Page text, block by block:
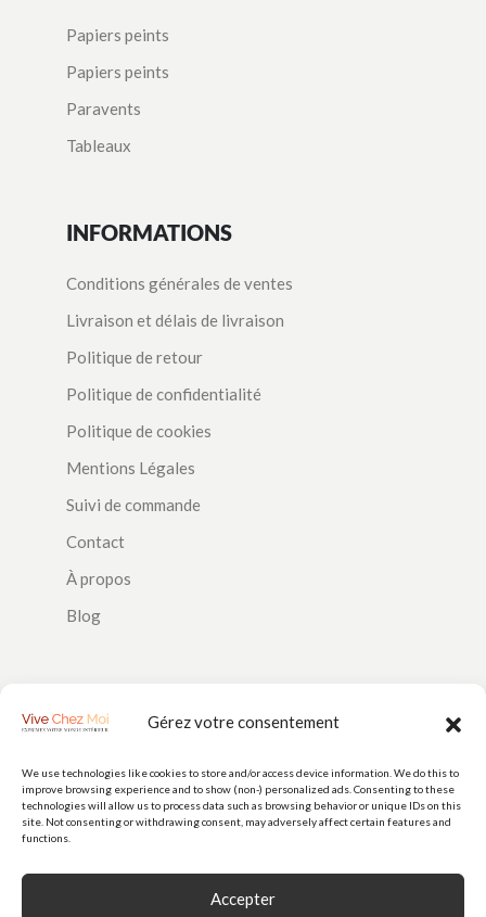
Gérez votre consentement
We use technologies like cookies to store and/or access device information. We do this to
improve browsing experience and to show (non-) personalized ads. Consenting to these
technologies will allow us to process data such as browsing behavior or unique IDs on this
site. Not consenting or withdrawing consent, may adversely affect certain features and
functions.
Accepter
Papiers peints
Papiers peints
Paravents
Tableaux
INFORMATIONS
Conditions générales de ventes
Livraison et délais de livraison
Politique de retour
Politique de confidentialité
Politique de cookies
Mentions Légales
Suivi de commande
Contact
À propos
Blog
PAIEMENTS